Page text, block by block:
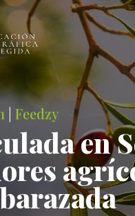
|Feedzy
en